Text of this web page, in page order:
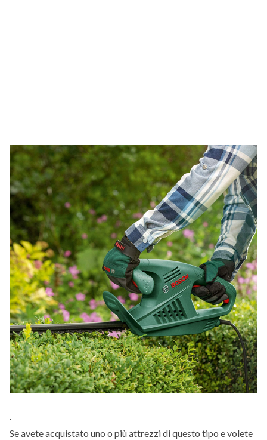
Se avete acquistato uno o più attrezzi di questo tipo e volete